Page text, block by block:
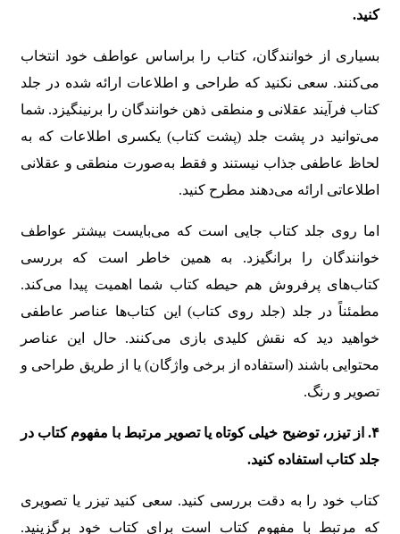
کنید.
بسیاری از خوانندگان، کتاب را براساس عواطف خود انتخاب
می‌کنند. سعی نکنید که طراحی و اطلاعات ارائه شده در جلد
کتاب فرآیند عقلانی و منطقی ذهن خوانندگان را برنینگیزد. شما
می‌توانید در پشت جلد (پشت کتاب) یکسری اطلاعات که به
لحاظ عاطفی جذاب نیستند و فقط به‌صورت منطقی و عقلانی
اطلاعاتی ارائه می‌دهند مطرح کنید.
اما روی جلد کتاب جایی است که می‌بایست بیشتر عواطف
خوانندگان را برانگیزد. به همین خاطر است که بررسی
کتاب‌های پرفروش هم حیطه کتاب شما اهمیت پیدا می‌کند.
مطمئناً در جلد (جلد روی کتاب) این کتاب‌ها عناصر عاطفی
خواهید دید که نقش کلیدی بازی می‌کنند. حال این عناصر
محتوایی باشند (استفاده از برخی واژگان) یا از طریق طراحی و
تصویر و رنگ.
۴. از تیزر، توضیح خیلی کوتاه یا تصویر مرتبط با مفهوم کتاب در
جلد کتاب استفاده کنید.
کتاب خود را به دقت بررسی کنید. سعی کنید تیزر یا تصویری
که مرتبط با مفهوم کتاب است برای کتاب خود برگزینید.